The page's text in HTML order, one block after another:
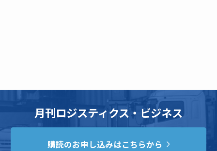
月刊ロジスティクス・ビジネス
購読のお申し込みはこちらから